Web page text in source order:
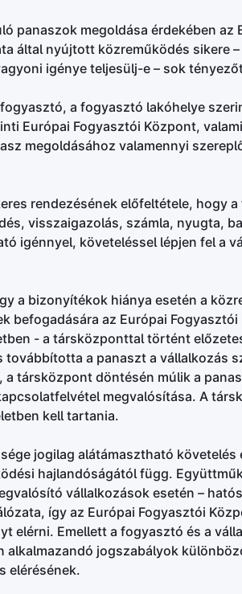
panaszok megoldása érdekében az
által nyújtott közreműködés sikere
igénye teljesülj-e – sok
a fogyasztó lakóhelye
Európai Fogyasztói Központ,
megoldásához valamennyi
rendezésének előfeltétele, hogy
visszaigazolás, számla, nyugta,
igénnyel, követeléssel lépjen fel a
a bizonyítékok hiánya esetén a
befogadására az Európai
- a társközponttal történt
továbbította a panaszt a vállalkozás
társközpont döntésén múlik a
megvalósítása. A
kell tartania.
jogilag alátámasztható követelés
hajlandóságától függ.
vállalkozások esetén –
így az Európai Fogyasztói
elérni. Emellett a fogyasztó és a
alkalmazandó jogszabályok
elérésének.